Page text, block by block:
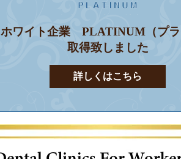
ホワイト企業 PLATINUM（プラ
取得致しました
詳しくはこちら